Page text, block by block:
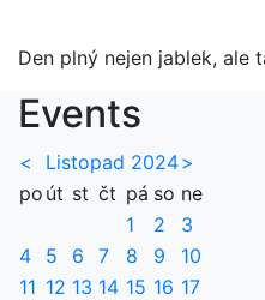
Den plný nejen jablek, ale
Events
< Listopad 2024>
po út st čt pá so ne
1
2
3
4
5 6 7 8 9
10
11 12 13 14 15 16 17